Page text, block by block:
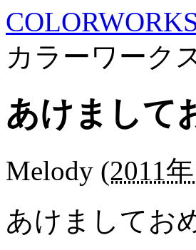
カラーワーク
あけまして
Melody (2011
あけましてお